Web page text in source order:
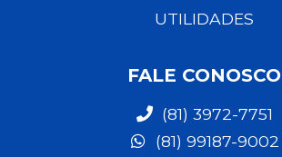
UTILIDADES
FALE CONOSCO
(81) 3972-7751
(81) 99187-9002